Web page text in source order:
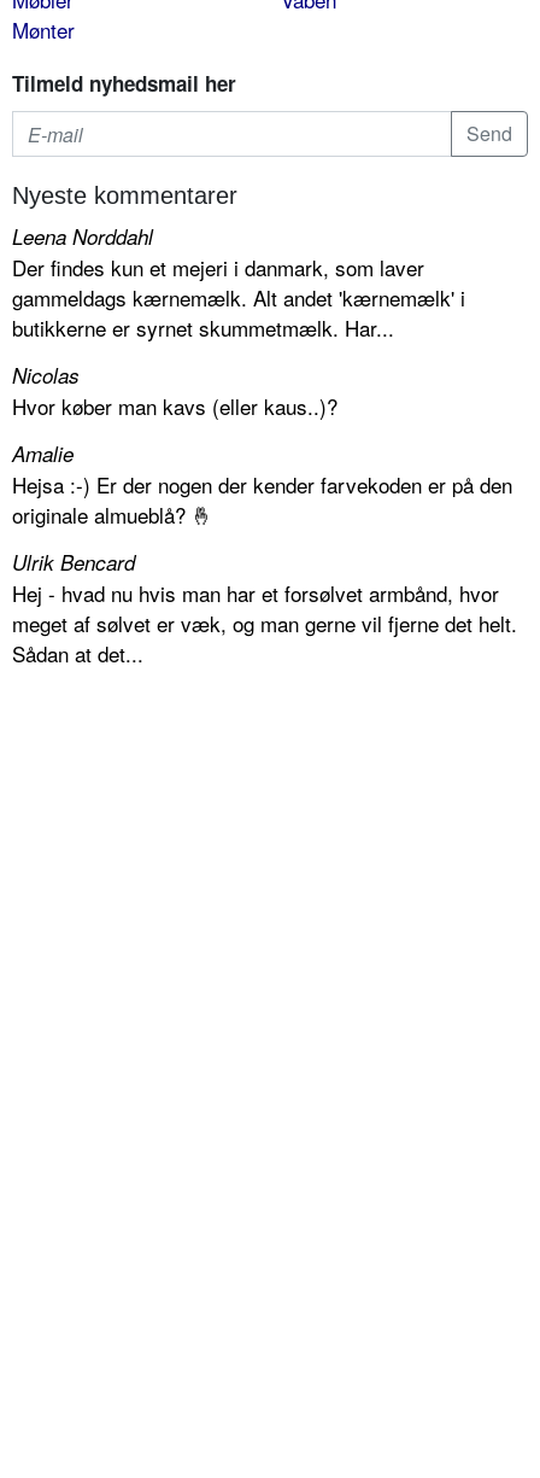
Mønter
Tilmeld nyhedsmail her
Nyeste kommentarer
Leena Norddahl
Der findes kun et mejeri i danmark, som laver
gammeldags kærnemælk. Alt andet 'kærnemælk' i
butikkerne er syrnet skummetmælk. Har...
Nicolas
Hvor køber man kavs (eller kaus..)?
Amalie
Hejsa :-) Er der nogen der kender farvekoden er på den
originale almueblå? 🤞
Ulrik Bencard
Hej - hvad nu hvis man har et forsølvet armbånd, hvor
meget af sølvet er væk, og man gerne vil fjerne det helt.
Sådan at det...